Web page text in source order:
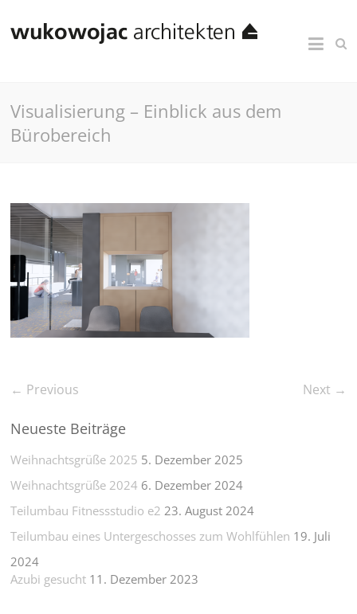
Visualisierung – Einblick aus dem
Bürobereich
← Previous Next →
Neueste Beiträge
Weihnachtsgrüße 2025 5. Dezember 2025
Weihnachtsgrüße 2024 6. Dezember 2024
Teilumbau Fitnessstudio e2 23. August 2024
Teilumbau eines Untergeschosses zum Wohlfühlen 19. Juli
2024
Azubi gesucht 11. Dezember 2023